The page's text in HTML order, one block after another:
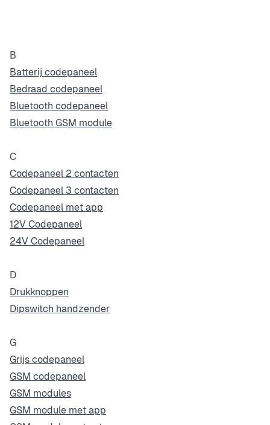
B
Batterij codepaneel
Bedraad codepaneel
Bluetooth codepaneel
Bluetooth GSM module
C
Codepaneel 2 contacten
Codepaneel 3 contacten
Codepaneel met app
12V Codepaneel
24V Codepaneel
D
Drukknoppen
Dipswitch handzender
G
Grijs codepaneel
GSM codepaneel
GSM modules
GSM module met app